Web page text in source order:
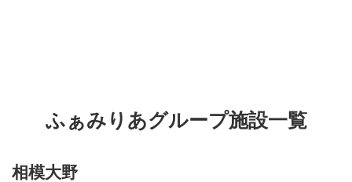
ふぁみりあグループ施設一覧
相模大野